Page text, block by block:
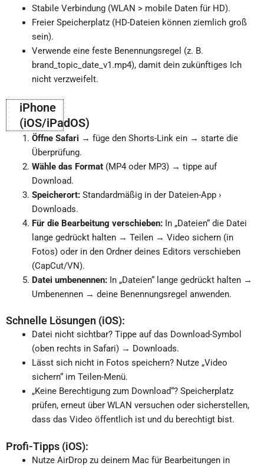
Stabile Verbindung (WLAN > mobile Daten für HD).
Freier Speicherplatz (HD-Dateien können ziemlich groß
sein).
Verwende eine feste Benennungsregel (z. B.
brand_topic_date_v1.mp4), damit dein zukünftiges Ich
nicht verzweifelt.
iPhone
(iOS/iPadOS)
Öffne Safari → füge den Shorts-Link ein → starte die
Überprüfung.
Wähle das Format(MP4 oder MP3) → tippe auf
Download.
Speicherort:Standardmäßig in der Dateien-App ›
Downloads.
Für die Bearbeitung verschieben:In „Dateien“ die Datei
lange gedrückt halten → Teilen → Video sichern (in
Fotos) oder in den Ordner deines Editors verschieben
(CapCut/VN).
Datei umbenennen:In „Dateien“ lange gedrückt halten →
Umbenennen → deine Benennungsregel anwenden.
Schnelle Lösungen (iOS):
Datei nicht sichtbar? Tippe auf das Download-Symbol
(oben rechts in Safari) → Downloads.
Lässt sich nicht in Fotos speichern? Nutze „Video
sichern“ im Teilen-Menü.
„Keine Berechtigung zum Download“? Speicherplatz
prüfen, erneut über WLAN versuchen oder sicherstellen,
dass das Video öffentlich ist und du berechtigt bist.
Profi-Tipps (iOS):
Nutze AirDrop zu deinem Mac für Bearbeitungen in